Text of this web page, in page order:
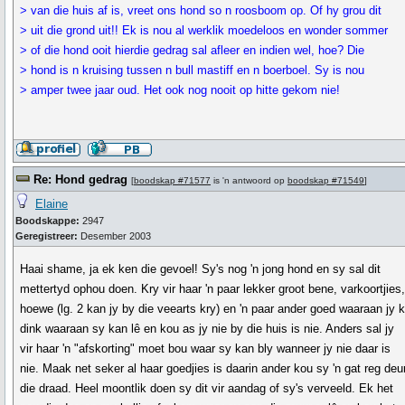
> van die huis af is, vreet ons hond so n roosboom op. Of hy grou dit
> uit die grond uit!! Ek is nou al werklik moedeloos en wonder sommer
> of die hond ooit hierdie gedrag sal afleer en indien wel, hoe? Die
> hond is n kruising tussen n bull mastiff en n boerboel. Sy is nou
> amper twee jaar oud. Het ook nog nooit op hitte gekom nie!
Re: Hond gedrag [boodskap #71577 is 'n antwoord op boodskap #71549]
Elaine
Boodskappe: 2947
Geregistreer: Desember 2003
Haai shame, ja ek ken die gevoel! Sy's nog 'n jong hond en sy sal dit
mettertyd ophou doen. Kry vir haar 'n paar lekker groot bene, varkoortjies,
hoewe (lg. 2 kan jy by die veearts kry) en 'n paar ander goed waaraan jy
dink waaraan sy kan lê en kou as jy nie by die huis is nie. Anders sal jy
vir haar 'n "afskorting" moet bou waar sy kan bly wanneer jy nie daar is
nie. Maak net seker al haar goedjies is daarin ander kou sy 'n gat reg
die draad. Heel moontlik doen sy dit vir aandag of sy's verveeld. Ek het